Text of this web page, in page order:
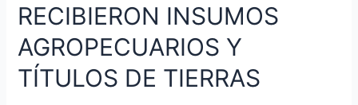
RECIBIERON INSUMOS
AGROPECUARIOS Y
TÍTULOS DE TIERRAS